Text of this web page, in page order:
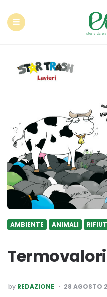
AMBIENTE ANIMALI
POSTED
BY
by REDAZIONE 28 AGOSTO